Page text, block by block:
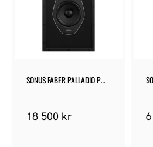
SONUS FABER PALLADIO PW-
18 500 kr